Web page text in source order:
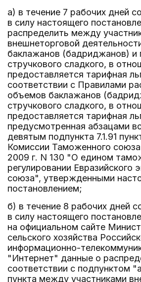
а) в течение 7 рабочих дней
в силу настоящего
распределить между
внешнеторговой
баклажанов (бадриджанов) и
стручкового сладкого, в
предоставляется тарифная
соответствии с Правилами
объемов баклажанов
стручкового сладкого, в
предоставляется тарифная
предусмотренная абзацами
девятым подпункта 7.1.91
Комиссии Таможенного
2009 г. N 130 "О едином
регулировании Евразийского
союза", утвержденными
постановлением;
б) в течение 8 рабочих дней
в силу настоящего
на официальном сайте
сельского хозяйства
информационно-
"Интернет" данные о
соответствии с подпунктом
пункта между участниками